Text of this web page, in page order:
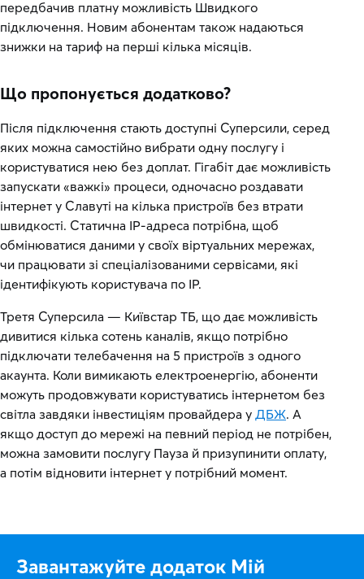
передбачив платну можливість Швидкого
підключення. Новим абонентам також надаються
знижки на тариф на перші кілька місяців.
Що пропонується додатково?
Після підключення стають доступні Суперсили, серед
яких можна самостійно вибрати одну послугу і
користуватися нею без доплат. Гігабіт дає можливість
запускати «важкі» процеси, одночасно роздавати
інтернет у Славуті на кілька пристроїв без втрати
швидкості. Статична IP-адреса потрібна, щоб
обмінюватися даними у своїх віртуальних мережах,
чи працювати зі спеціалізованими сервісами, які
ідентифікують користувача по IP.
Третя Суперсила — Київстар ТБ, що дає можливість
дивитися кілька сотень каналів, якщо потрібно
підключати телебачення на 5 пристроїв з одного
акаунта. Коли вимикають електроенергію, абоненти
можуть продовжувати користуватись інтернетом без
світла завдяки інвестиціям провайдера у ДБЖ. А
якщо доступ до мережі на певний період не потрібен,
можна замовити послугу Пауза й призупинити оплату,
а потім відновити інтернет у потрібний момент.
Завантажуйте додаток Мій